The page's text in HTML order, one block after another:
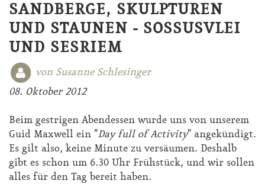
SANDBERGE, SKULPTUREN
UND STAUNEN - SOSSUSVLEI
UND SESRIEM
von Susanne Schlesinger
08. Oktober 2012
Beim gestrigen Abendessen wurde uns von unserem
Guid Maxwell ein "Day full of Activity" angekündigt.
Es gilt also, keine Minute zu versäumen. Deshalb
gibt es schon um 6.30 Uhr Frühstück, und wir sollen
alles für den Tag bereit haben.